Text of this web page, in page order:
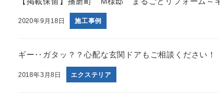
2020年9月18日 施工事例
ギー‥ガタッ？？心配な玄関ドアもご相談ください！
2018年3月8日 エクステリア